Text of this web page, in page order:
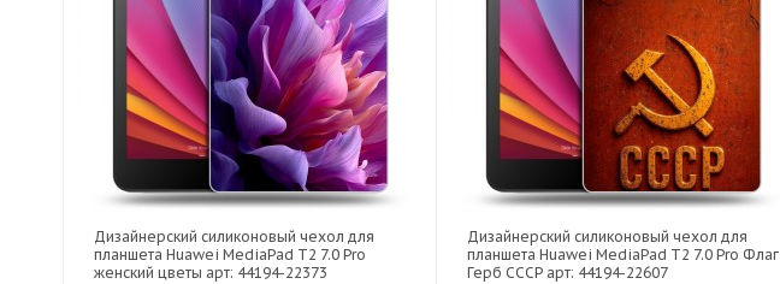
Дизайнерский силиконовый чехол для
планшета Huawei MediaPad T2 7.0 Pro
женский цветы арт: 44194-22373
Дизайнерский силиконовый чехол для
планшета Huawei MediaPad T2 7.0 Pro Флаг
Герб СССР арт: 44194-22607